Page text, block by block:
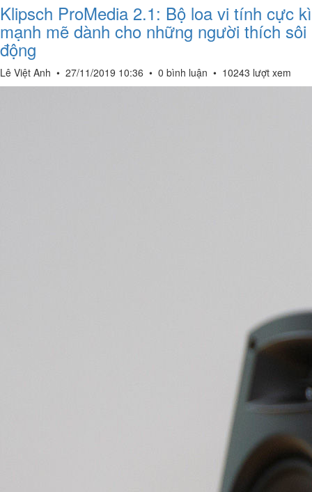
Klipsch ProMedia 2.1: Bộ loa vi tính cực kì
mạnh mẽ dành cho những người thích sôi
động
Lê Việt Anh • 27/11/2019 10:36 • 0 bình luận • 10243 lượt xem